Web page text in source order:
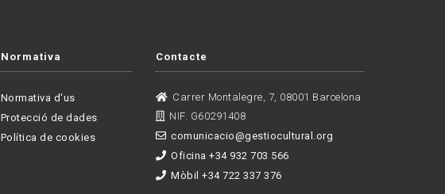
Normativa
Normativa d'us
Protecció de dades
Política de cookies
Contacte
Carrer Montalegre, 7, 08001 Barcelona
NIF. G60291408
comunicacio@gestiocultural.org
Oficina +34 932 703 566
Mòbil +34 722 337 376